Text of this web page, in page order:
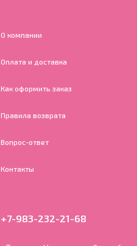
О компании
Оплата и доставка
Как оформить заказ
Правила возврата
Вопрос-ответ
Контакты
+7-983-232-21-68